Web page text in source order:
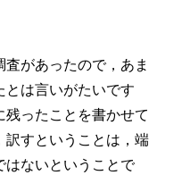
査があったので，あま
とは言いがたいです
ったことを書かせて
訳すということは，端
はないということで